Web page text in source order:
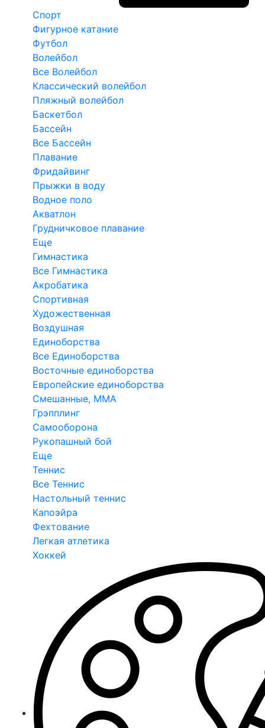
Спорт
Фигурное катание
Футбол
Волейбол
Все Волейбол
Классический волейбол
Пляжный волейбол
Баскетбол
Бассейн
Все Бассейн
Плавание
Фридайвинг
Прыжки в воду
Водное поло
Акватлон
Грудничковое плавание
Еще
Гимнастика
Все Гимнастика
Акробатика
Спортивная
Художественная
Воздушная
Единоборства
Все Единоборства
Восточные единоборства
Европейские единоборства
Смешанные, ММА
Грэпплинг
Самооборона
Рукопашный бой
Еще
Теннис
Все Теннис
Настольный теннис
Капоэйра
Фехтование
Легкая атлетика
Хоккей